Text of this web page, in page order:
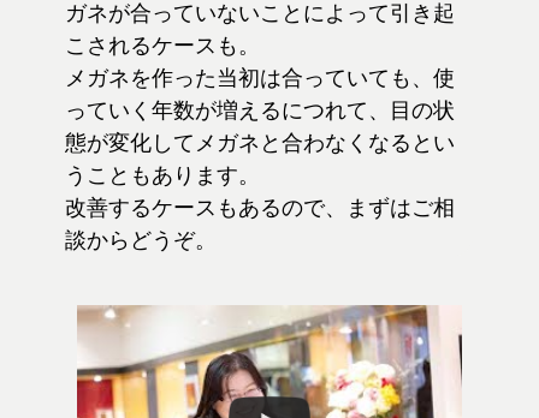
ガネが合っていないことによって引き起
こされるケースも。
メガネを作った当初は合っていても、使
っていく年数が増えるにつれて、目の状
態が変化してメガネと合わなくなるとい
うこともあります。
改善するケースもあるので、まずはご相
談からどうぞ。